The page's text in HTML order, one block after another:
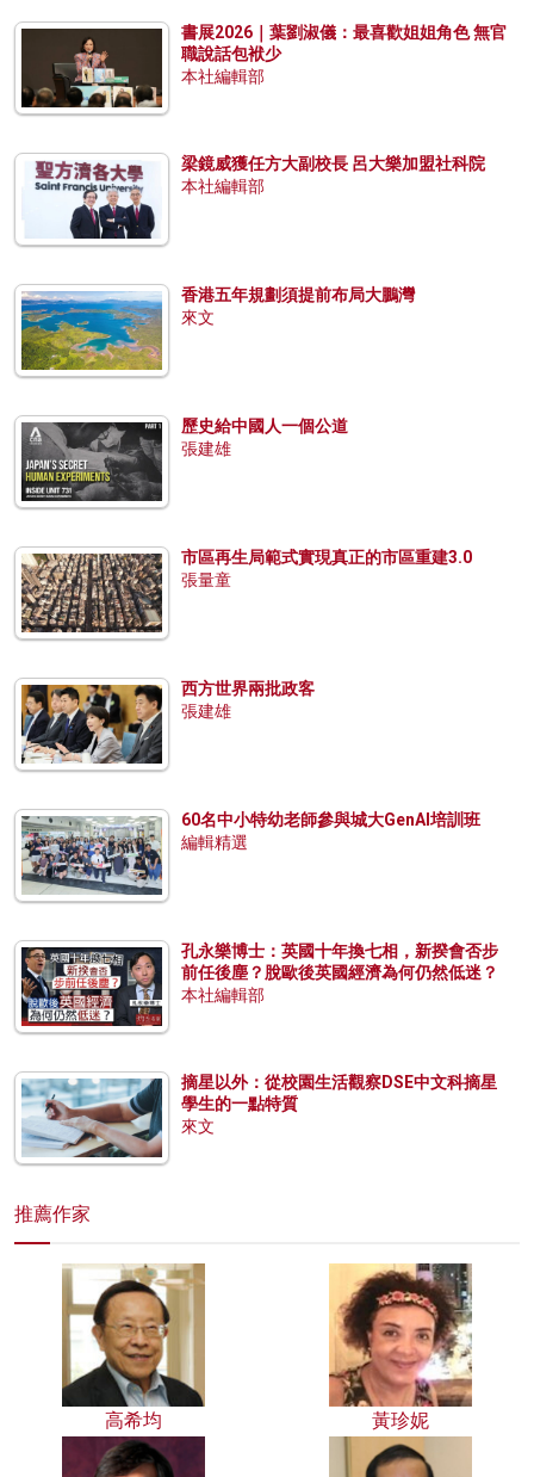
書展2026｜葉劉淑儀：最喜歡姐姐角色 無官
職說話包袱少
本社編輯部
梁鏡威獲任方大副校長 呂大樂加盟社科院
本社編輯部
香港五年規劃須提前布局大鵬灣
來文
歷史給中國人一個公道
張建雄
市區再生局範式實現真正的市區重建3.0
張量童
西方世界兩批政客
張建雄
60名中小特幼老師參與城大GenAI培訓班
編輯精選
孔永樂博士：英國十年換七相，新揆會否步
前任後塵？脫歐後英國經濟為何仍然低迷？
本社編輯部
摘星以外：從校園生活觀察DSE中文科摘星
學生的一點特質
來文
推薦作家
高希均 黃珍妮